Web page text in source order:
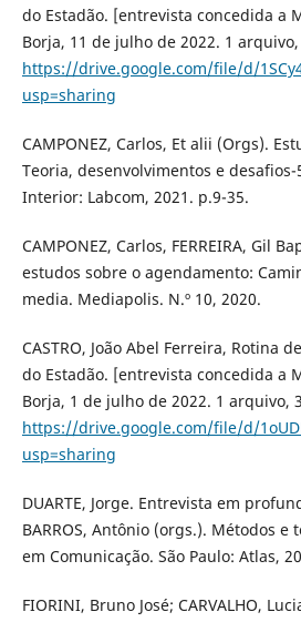
do Estadão. [entrevista concedida a
Borja, 11 de julho de 2022. 1
https://drive.google.com/file/d/
usp=sharing
CAMPONEZ, Carlos, Et alii (Orgs).
Teoria, desenvolvimentos e
Interior: Labcom, 2021. p.9-35.
CAMPONEZ, Carlos, FERREIRA, Gil
estudos sobre o agendamento:
media. Mediapolis. N.º 10, 2020.
CASTRO, João Abel Ferreira, Rotina
do Estadão. [entrevista concedida a
Borja, 1 de julho de 2022. 1 arquivo,
https://drive.google.com/file/d/
usp=sharing
DUARTE, Jorge. Entrevista em
BARROS, Antônio (orgs.). Métodos e
em Comunicação. São Paulo: Atlas,
FIORINI, Bruno José; CARVALHO,